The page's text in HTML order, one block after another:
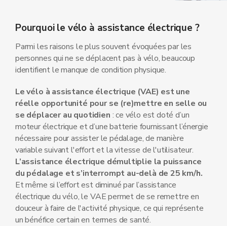
Pourquoi le vélo à assistance électrique ?
Parmi les raisons le plus souvent évoquées par les
personnes qui ne se déplacent pas à vélo, beaucoup
identifient le manque de condition physique.
Le vélo à assistance électrique (VAE) est une
réelle opportunité pour se (re)mettre en selle ou
se déplacer au quotidien : ce vélo est doté d’un
moteur électrique et d’une batterie fournissant l’énergie
nécessaire pour assister le pédalage, de manière
variable suivant l'effort et la vitesse de l'utilisateur.
L’assistance électrique démultiplie la puissance
du pédalage et s’interrompt au-delà de 25 km/h.
Et même si l’effort est diminué par l’assistance
électrique du vélo, le VAE permet de se remettre en
douceur à faire de l'activité physique, ce qui représente
un bénéfice certain en termes de santé.